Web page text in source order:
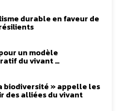
durable en faveur de
un modèle
du vivant …
biodiversité » appelle les
des alliées du vivant